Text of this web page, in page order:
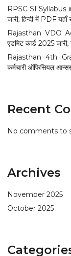
RPSC SI Syllabus
जारी, हिन्दी में PDF
Rajasthan VDO
एडमिट कार्ड 2025
Rajasthan 4th
कर्मचारी ऑफिसियल
Recent
No comments to
Archives
November 2025
October 2025